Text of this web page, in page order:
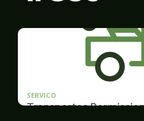
SERVICO
Transportes